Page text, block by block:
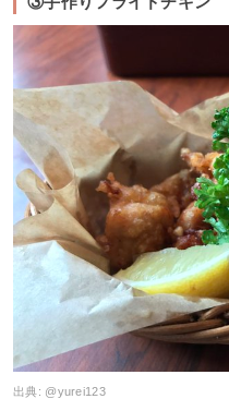
出典: @yurei123